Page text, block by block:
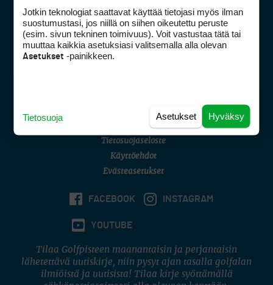
Golfpisteen yhteystiedot
DSA avoimuusraportti
Asiakaspalvelu
(digi) digi@otavamedia.fi
Tietosuojaseloste
Käyttöehdot
Evästeasetukset
FACEBOOK INSTAGRAM
YOUTUBE
Tilaa Golfpisteen maanantaisin ja perjantaisin
lähetettävä uutiskirje, niin pysyt ajan tasalla golfalan
ilmiöistä ja uutisista! Tilaa kirje syöttämällä
Jotkin teknologiat saattavat käyttää tietojasi myös ilman
suostumustasi, jos niillä on siihen oikeutettu peruste
(esim. sivun tekninen toimivuus). Voit vastustaa tätä tai
muuttaa kaikkia asetuksiasi valitsemalla alla olevan
Asetukset -painikkeen.
Hyväksy
Asetukset
Tietosuoja